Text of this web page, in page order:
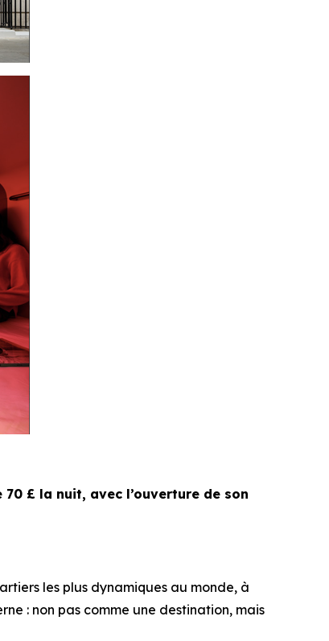
£ la nuit, avec l’ouverture de son
les plus dynamiques au monde, à
: non pas comme une destination, mais